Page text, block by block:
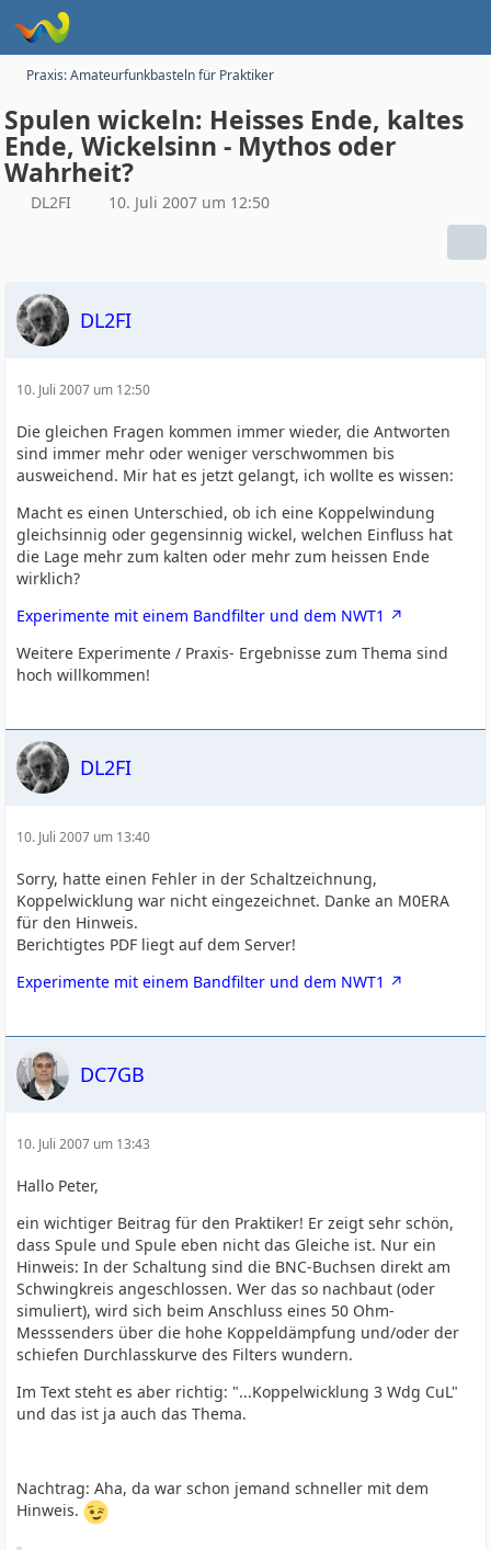
Praxis: Amateurfunkbasteln für Praktiker
Spulen wickeln: Heisses Ende, kaltes
Ende, Wickelsinn - Mythos oder
Wahrheit?
DL2FI 10. Juli 2007 um 12:50
DL2FI
10. Juli 2007 um 12:50
Die gleichen Fragen kommen immer wieder, die Antworten
sind immer mehr oder weniger verschwommen bis
ausweichend. Mir hat es jetzt gelangt, ich wollte es wissen:
Macht es einen Unterschied, ob ich eine Koppelwindung
gleichsinnig oder gegensinnig wickel, welchen Einfluss hat
die Lage mehr zum kalten oder mehr zum heissen Ende
wirklich?
Experimente mit einem Bandfilter und dem NWT1
Weitere Experimente / Praxis- Ergebnisse zum Thema sind
hoch willkommen!
DL2FI
10. Juli 2007 um 13:40
Sorry, hatte einen Fehler in der Schaltzeichnung,
Koppelwicklung war nicht eingezeichnet. Danke an M0ERA
für den Hinweis.
Berichtigtes PDF liegt auf dem Server!
Experimente mit einem Bandfilter und dem NWT1
DC7GB
10. Juli 2007 um 13:43
Hallo Peter,
ein wichtiger Beitrag für den Praktiker! Er zeigt sehr schön,
dass Spule und Spule eben nicht das Gleiche ist. Nur ein
Hinweis: In der Schaltung sind die BNC-Buchsen direkt am
Schwingkreis angeschlossen. Wer das so nachbaut (oder
simuliert), wird sich beim Anschluss eines 50 Ohm-
Messsenders über die hohe Koppeldämpfung und/oder der
schiefen Durchlasskurve des Filters wundern.
Im Text steht es aber richtig: "...Koppelwicklung 3 Wdg CuL"
und das ist ja auch das Thema.
Nachtrag: Aha, da war schon jemand schneller mit dem
Hinweis.